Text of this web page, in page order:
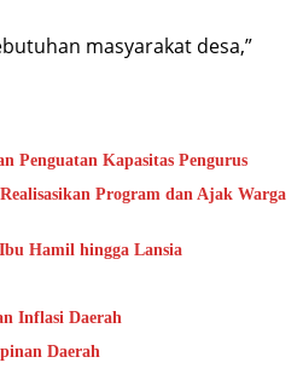
masyarakat desa,”
Penguatan Kapasitas Pengurus
Program dan Ajak Warga
Hamil hingga Lansia
Inflasi Daerah
Daerah